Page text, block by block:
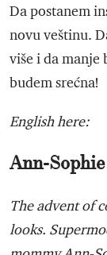
Da postanem
novu veštinu.
više i da manje
budem srećna!
English here:
Ann-
The advent of
looks.